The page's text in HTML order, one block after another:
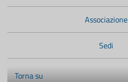
Associazione
Sedi
Torna su